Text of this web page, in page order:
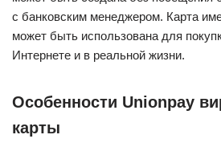
с банковским менеджером. Карта
может быть использована для
Интернете и в реальной жизни.
Особенности Unionpay
карты